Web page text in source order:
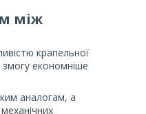
між
крапельної
економніше
аналогам, а